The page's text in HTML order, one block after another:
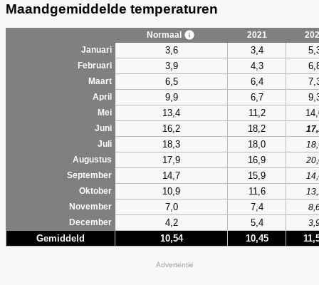
Maandgemiddelde temperaturen
Normaal 2021
Januari
3,6 3,4
Februari 3,9 4,3
Maart 6,5 6,4
April 9,9 6,7
Mei 13,4 11,2
Juni 16,2 18,2
Juli
18,3 18,0
Augustus
17,9 16,9
September
14,7 15,9
Oktober
10,9 11,6
November
7,0 7,4
December
4,2 5,4
Gemiddeld 10,54 10,45
Advertentie